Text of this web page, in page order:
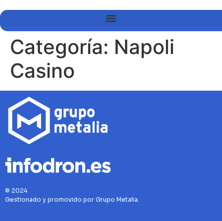
Categoría: Napoli
Casino
© 2024
Gestionado y promovido por Grupo Metalia.